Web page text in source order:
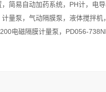
简易自动加药系统，PH计，电
量泵，气动隔膜泵，液体搅拌
电磁隔膜计量泵，PD056-